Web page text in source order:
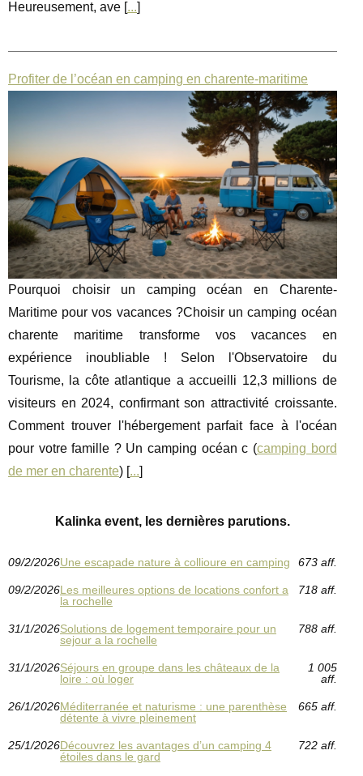
Heureusement, ave [...]
Profiter de l’océan en camping en charente-maritime
Pourquoi choisir un camping océan en Charente-
Maritime pour vos vacances ?Choisir un camping océan
charente maritime transforme vos vacances en
expérience inoubliable ! Selon l'Observatoire du
Tourisme, la côte atlantique a accueilli 12,3 millions de
visiteurs en 2024, confirmant son attractivité croissante.
Comment trouver l'hébergement parfait face à l'océan
pour votre famille ? Un camping océan c (camping bord
de mer en charente) [...]
Kalinka event, les dernières parutions.
09/2/2026Une escapade nature à collioure en camping 673 aff.
09/2/2026Les meilleures options de locations confort a
la rochelle
718 aff.
31/1/2026Solutions de logement temporaire pour un
sejour a la rochelle
788 aff.
31/1/2026Séjours en groupe dans les châteaux de la
loire : où loger
1 005
aff.
26/1/2026Méditerranée et naturisme : une parenthèse
détente à vivre pleinement
665 aff.
25/1/2026Découvrez les avantages d’un camping 4
étoiles dans le gard
722 aff.